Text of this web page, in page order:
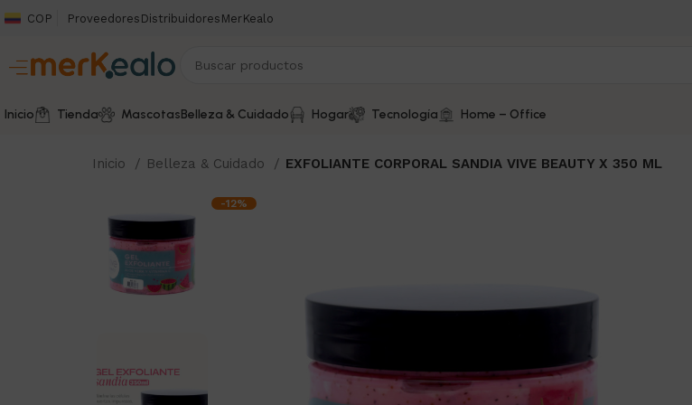
COP Proveedores Distribuidores MerKealo
Inicio Tienda MascotasBelleza & Cuidado Hogar Tecnología Home – Office
Inicio Belleza & Cuidado EXFOLIANTE CORPORAL SANDIA VIVE BEAUTY X 350 ML
-12%